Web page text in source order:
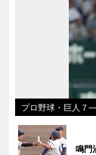
プロ野球・巨人７
鳴門